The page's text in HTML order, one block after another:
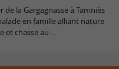
de la Gargagnasse à Tamniès
en famille alliant nature
et chasse au ...